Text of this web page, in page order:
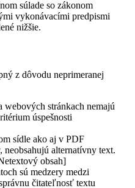
súlade so zákonom
vykonávacími predpismi
nižšie.
z dôvodu neprimeranej
stránkach nemajú
úspešnosti
sídle ako aj v PDF
neobsahujú alternatívny text.
obsah]
sú medzery medzi
čitateľnosť textu